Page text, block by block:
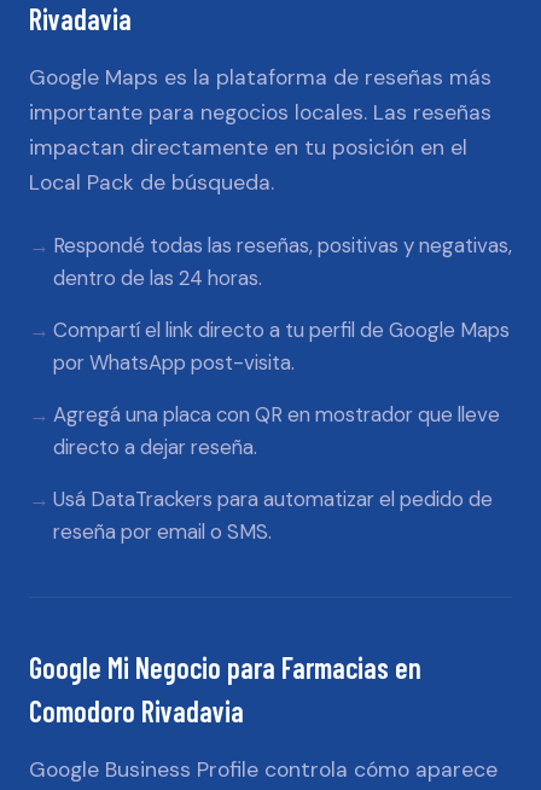
Rivadavia
Google Maps es la plataforma de reseñas más
importante para negocios locales. Las reseñas
impactan directamente en tu posición en el
Local Pack de búsqueda.
Respondé todas las reseñas, positivas y negativas,
dentro de las 24 horas.
Compartí el link directo a tu perfil de Google Maps
por WhatsApp post-visita.
Agregá una placa con QR en mostrador que lleve
directo a dejar reseña.
Usá DataTrackers para automatizar el pedido de
reseña por email o SMS.
Google Mi Negocio para Farmacias en
Comodoro Rivadavia
Google Business Profile controla cómo aparece